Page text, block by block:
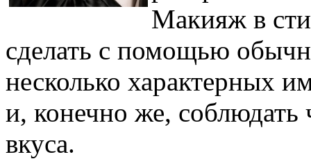
Макияж в
сделать с помощью
несколько характерных
и, конечно же,
вкуса.